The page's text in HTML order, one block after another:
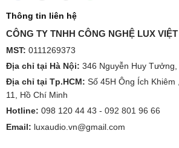
Thông tin liên hệ
CÔNG TY TNHH CÔNG NGHỆ LUX
MST: 0111269373
Địa chỉ tại Hà Nội: 346 Nguyễn Huy
Địa chỉ tại Tp.HCM: Số 45H Ông Ích
11, Hồ Chí Minh
Hotline: 098 120 44 43 - 092 801 96 66
Email: luxaudio.vn@gmail.com